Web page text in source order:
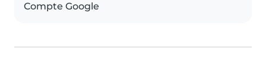
Compte Google